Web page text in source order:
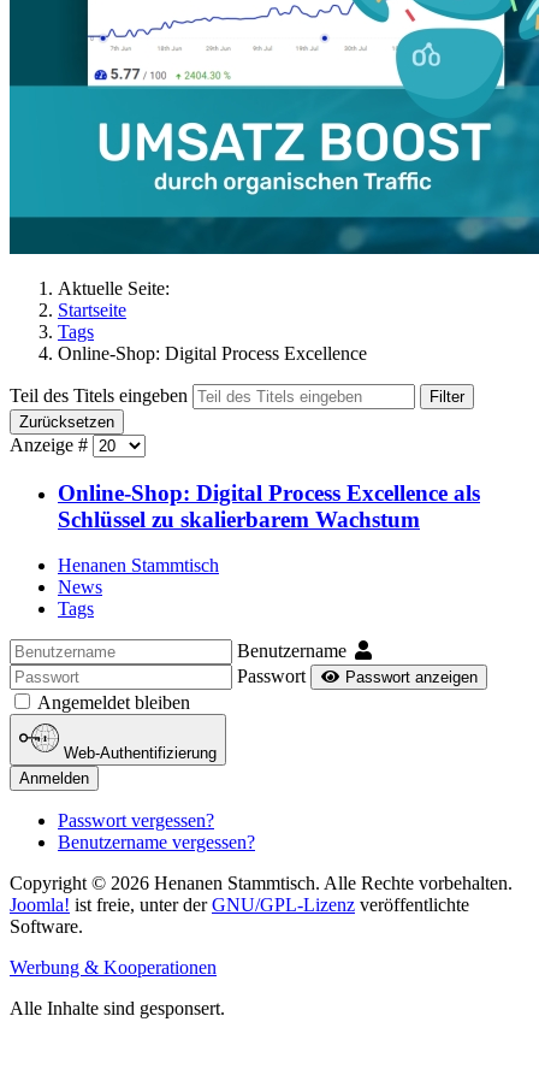
Aktuelle Seite:
Startseite
Tags
Online-Shop: Digital Process Excellence
Teil des Titels eingeben
Filter
Zurücksetzen
Anzeige #
Online-Shop: Digital Process Excellence als
Schlüssel zu skalierbarem Wachstum
Henanen Stammtisch
News
Tags
Benutzername
Passwort
Passwort anzeigen
Angemeldet bleiben
Web-Authentifizierung
Anmelden
Passwort vergessen?
Benutzername vergessen?
Copyright © 2026 Henanen Stammtisch. Alle Rechte vorbehalten.
Joomla! ist freie, unter derGNU/GPL-Lizenz veröffentlichte
Software.
Werbung & Kooperationen
Alle Inhalte sind gesponsert.